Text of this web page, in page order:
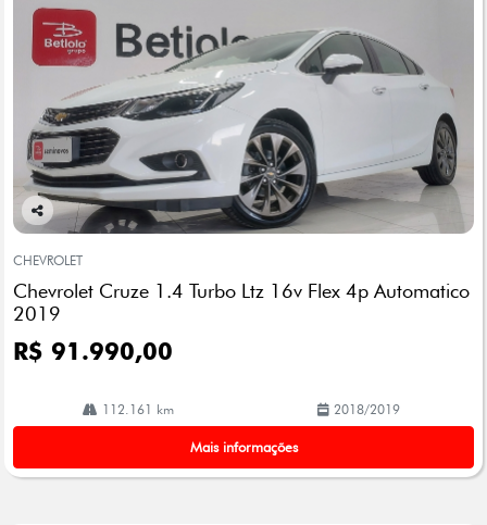
Co
arti
lhe
CHEVROLET
Chevrolet Cruze 1.4 Turbo Ltz 16v Flex 4p Automatico
2019
R$ 91.990,00
112.161 km 2018/2019
Mais informações